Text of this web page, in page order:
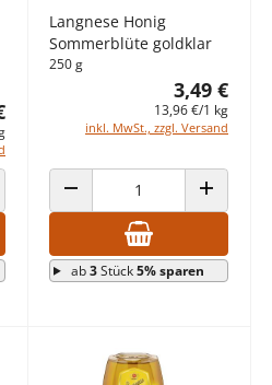
ERHÖHEN
Langnese Honig
Sommerblüte goldklar
250 g
3,49 €
13,96 €/1 kg
inkl. MwSt., zzgl. Versand
ANZAHL VERRINGERN ANZAHL
ab3Stück5% sparen